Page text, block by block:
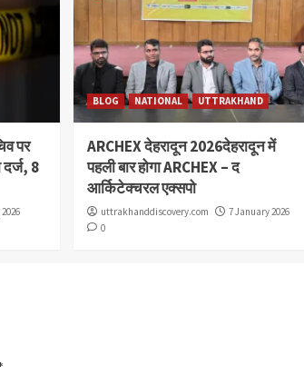
पर
8
BLOG NATIONAL UTTRAKHAND
ARCHEX देहरादून 2026देहरादून में
पहली बार होगा ARCHEX – द
आर्किटेक्चरल एक्सपो
uttrakhanddiscovery.com
7 January 2026
0